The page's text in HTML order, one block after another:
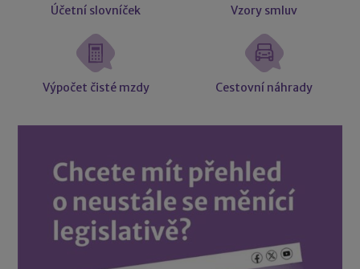
Účetní slovníček Vzory smluv
Výpočet čisté mzdy Cestovní náhrady